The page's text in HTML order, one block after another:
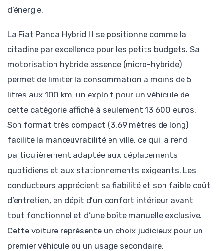
d’énergie.
La Fiat Panda Hybrid III se positionne comme la
citadine par excellence pour les petits budgets. Sa
motorisation hybride essence (micro-hybride)
permet de limiter la consommation à moins de 5
litres aux 100 km, un exploit pour un véhicule de
cette catégorie affiché à seulement 13 600 euros.
Son format très compact (3,69 mètres de long)
facilite la manœuvrabilité en ville, ce qui la rend
particulièrement adaptée aux déplacements
quotidiens et aux stationnements exigeants. Les
conducteurs apprécient sa fiabilité et son faible coût
d’entretien, en dépit d’un confort intérieur avant
tout fonctionnel et d’une boîte manuelle exclusive.
Cette voiture représente un choix judicieux pour un
premier véhicule ou un usage secondaire.